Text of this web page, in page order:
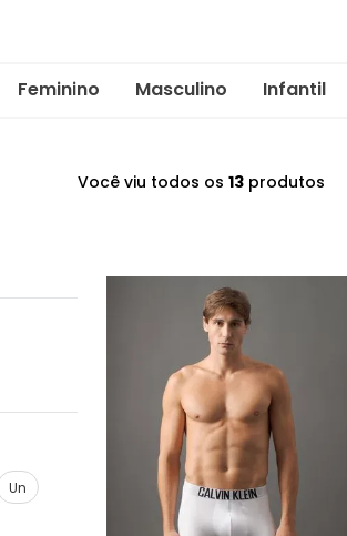
Feminino Masculino Infantil
Você viu todos os 13 produtos
Un